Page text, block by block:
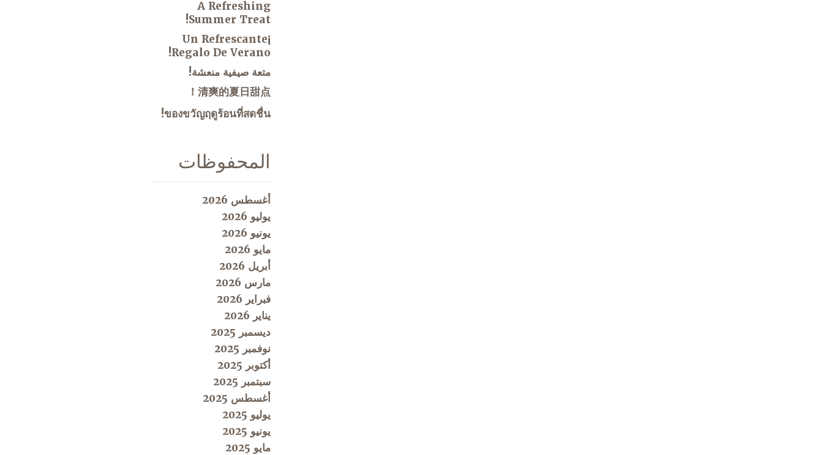
A Refreshing
Summer Treat!
¡Un Refrescante
Regalo De Verano!
متعة صيفية منعشة!
清爽的夏日甜点！
ของขวัญฤดูร้อนที่สดชื่น!
المحفوظات
أغسطس 2026
يوليو 2026
يونيو 2026
مايو 2026
أبريل 2026
مارس 2026
فبراير 2026
يناير 2026
ديسمبر 2025
نوفمبر 2025
أكتوبر 2025
سبتمبر 2025
أغسطس 2025
يوليو 2025
يونيو 2025
مايو 2025